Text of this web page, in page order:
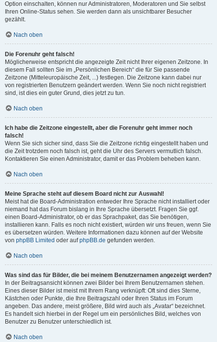
Option einschalten, können nur Administratoren, Moderatoren und Sie selbst
Ihren Online-Status sehen. Sie werden dann als unsichtbarer Besucher
gezählt.
Nach oben
Die Forenuhr geht falsch!
Möglicherweise entspricht die angezeigte Zeit nicht Ihrer eigenen Zeitzone. In
diesem Fall sollten Sie im „Persönlichen Bereich“ die für Sie passende
Zeitzone (Mitteleuropäische Zeit, ...) festlegen. Die Zeitzone kann dabei nur
von registrierten Benutzern geändert werden. Wenn Sie noch nicht registriert
sind, ist dies ein guter Grund, dies jetzt zu tun.
Nach oben
Ich habe die Zeitzone eingestellt, aber die Forenuhr geht immer noch
falsch!
Wenn Sie sich sicher sind, dass Sie die Zeitzone richtig eingestellt haben und
die Zeit trotzdem noch falsch ist, geht die Uhr des Servers vermutlich falsch.
Kontaktieren Sie einen Administrator, damit er das Problem beheben kann.
Nach oben
Meine Sprache steht auf diesem Board nicht zur Auswahl!
Meist hat die Board-Administration entweder Ihre Sprache nicht installiert oder
niemand hat das Forum bislang in Ihre Sprache übersetzt. Fragen Sie ggf.
einen Board-Administrator, ob er das Sprachpaket, das Sie benötigen,
installieren kann. Falls es noch nicht existiert, würden wir uns freuen, wenn Sie
es übersetzen würden. Weitere Informationen dazu können auf der Website
von phpBB Limited oder aufphpBB.de gefunden werden.
Nach oben
Was sind das für Bilder, die bei meinem Benutzernamen angezeigt werden?
In der Beitragsansicht können zwei Bilder bei Ihrem Benutzernamen stehen.
Eines dieser Bilder ist meist mit Ihrem Rang verknüpft: Oft sind dies Sterne,
Kästchen oder Punkte, die Ihre Beitragszahl oder Ihren Status im Forum
angeben. Das andere, meist größere, Bild wird auch als „Avatar“ bezeichnet.
Es handelt sich hierbei in der Regel um ein persönliches Bild, welches von
Benutzer zu Benutzer unterschiedlich ist.
Nach oben